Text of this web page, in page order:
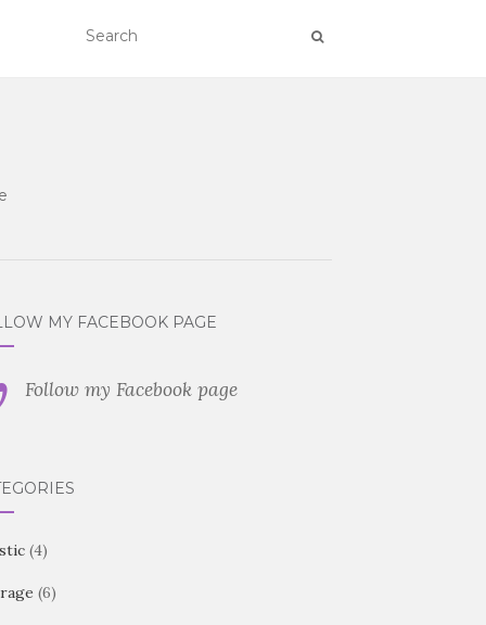
MY FACEBOOK PAGE
Follow my Facebook page
(4)
(6)